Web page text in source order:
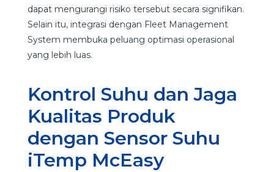
dapat mengurangi risiko tersebut secara signifikan.
Selain itu, integrasi dengan Fleet Management
System membuka peluang optimasi operasional
yang lebih luas.
Kontrol Suhu dan Jaga
Kualitas Produk
dengan Sensor Suhu
iTemp McEasy